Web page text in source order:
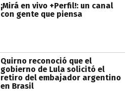
¡Mirá en vivo +Perfil!: un canal
con gente que piensa
Quirno reconoció que el
gobierno de Lula solicitó el
retiro del embajador argentino
en Brasil